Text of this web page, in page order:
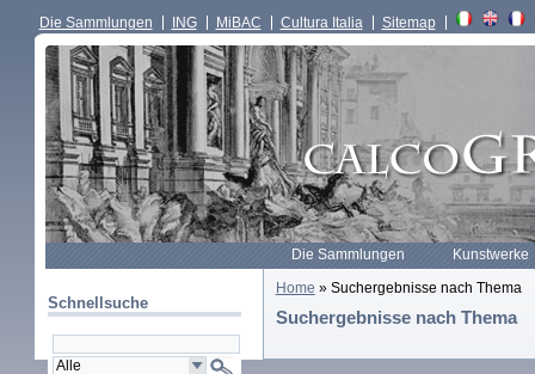
Die Sammlungen ING MiBAC Cultura Italia Sitemap
Die Sammlungen Kunstwerke
Schnellsuche
Home » Suchergebnisse nach Thema
Suchergebnisse nach Thema